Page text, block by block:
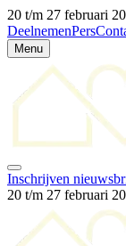
20 t/m 27 februari
DeelnemenPers
Menu
Inschrijven
20 t/m 27 februari